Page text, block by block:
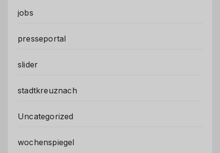
jobs
presseportal
slider
stadtkreuznach
Uncategorized
wochenspiegel